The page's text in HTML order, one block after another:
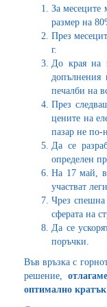
За месеците
размер на
През
г.
До края на
допълнения
печалби на
През
цените на
пазар не по-
Да се
определен
На 17 май,
участват
Чрез спешна
сферата на
Да се
поръчки.
Във връзка с
решение,
оптимално